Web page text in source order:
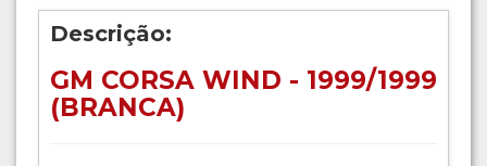
Descrição:
GM CORSA WIND - 1999/1999
(BRANCA)